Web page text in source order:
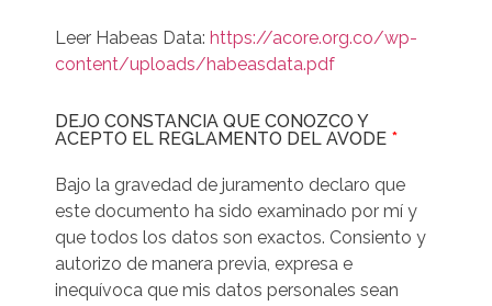
Leer Habeas Data: https://acore.org.co/wp-
content/uploads/habeasdata.pdf
DEJO CONSTANCIA QUE CONOZCO Y
ACEPTO EL REGLAMENTO DEL AVODE *
Bajo la gravedad de juramento declaro que
este documento ha sido examinado por mí y
que todos los datos son exactos. Consiento y
autorizo de manera previa, expresa e
inequívoca que mis datos personales sean